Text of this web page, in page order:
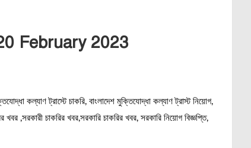
February 2023
কল্যাণ ট্রাস্টে চাকরি, বাংলাদেশ মুক্তিযোদ্ধা কল্যাণ ট্রাস্ট নিয়োগ,
,সরকারী চাকরির খবর,সরকারি চাকরির খবর, সরকারি নিয়োগ বিজ্ঞপ্তি,